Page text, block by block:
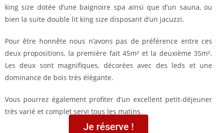
king size dotée d’une baignoire spa ainsi que d’un sauna, ou
bien la suite double lit king size disposant d’un jacuzzi.
Pour être honnête nous n’avons pas de préférence entre ces
deux propositions, la première fait 45m² et la deuxième 35m².
Les deux sont magnifiques, décorées avec des leds et une
dominance de bois très élégante.
Vous pourrez également profiter d’un excellent petit-déjeuner
très varié et complet servi tous les matins.
Je réserve !